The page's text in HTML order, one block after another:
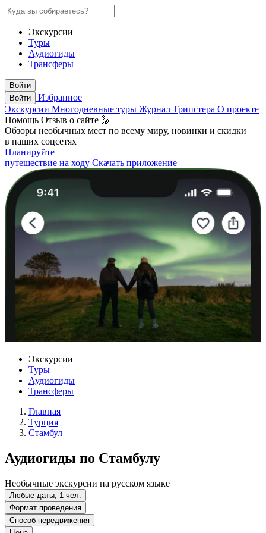
Экскурсии
Туры
Аудиогиды
Трансферы
Войти
Войти
Избранное
Экскурсии Многодневные туры Журнал Трипстера О проекте
Помощь Отзыв о сайте 🙋
Обзоры необычных мест по всему миру, новинки и скидки
в наших соцсетях
Планируйте
путешествие на ходу Скачать приложение
Экскурсии
Туры
Аудиогиды
Трансферы
Главная
Турция
Стамбул
Аудиогиды по Стамбулу
Необычные экскурсии на русском языке
Любые даты, 1 чел.
Формат проведения
Способ передвижения